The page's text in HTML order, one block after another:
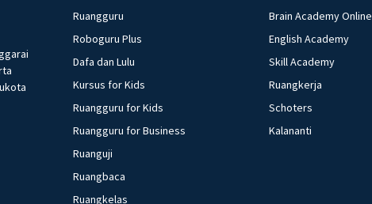
Ruangguru
Roboguru Plus
Dafa dan Lulu
Kursus for Kids
Ruangguru for Kids
Ruangguru for Business
Ruanguji
Ruangbaca
Ruangkelas
Brain Academy Online
English Academy
Skill Academy
Ruangkerja
Schoters
Kalananti